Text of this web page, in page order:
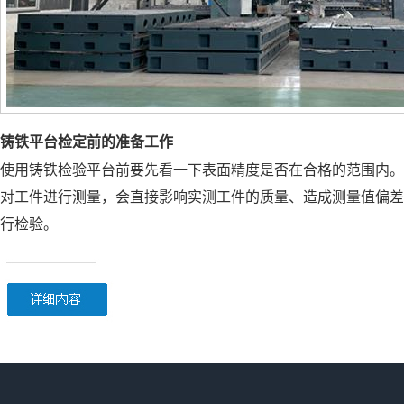
铸铁平台检定前的准备工作
使用铸铁检验平台前要先看一下表面精度是否在合格的范围内
对工件进行测量，会直接影响实测工件的质量、造成测量值偏
行检验。